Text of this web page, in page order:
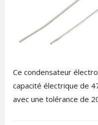
Ce condensateur
capacité électrique de
avec une tolérance de